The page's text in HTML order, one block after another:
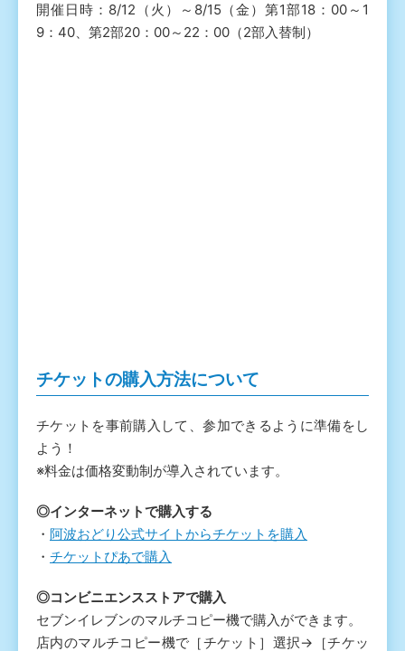
開催日時：8/12（火）～8/15（金）第1部18：00～1
9：40、第2部20：00～22：00（2部入替制）
チケットの購入方法について
チケットを事前購入して、参加できるように準備をし
よう！
※料金は価格変動制が導入されています。
◎インターネットで購入する
・ 阿波おどり公式サイトからチケットを購入
・ チケットぴあで購入
◎コンビニエンスストアで購入
セブンイレブンのマルチコピー機で購入ができます。
店内のマルチコピー機で［チケット］選択→［チケッ